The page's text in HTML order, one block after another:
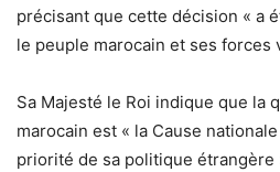
précisant que cette décision « a
le peuple marocain et ses forces
Sa Majesté le Roi indique que la
marocain est « la Cause
priorité de sa politique étrangère